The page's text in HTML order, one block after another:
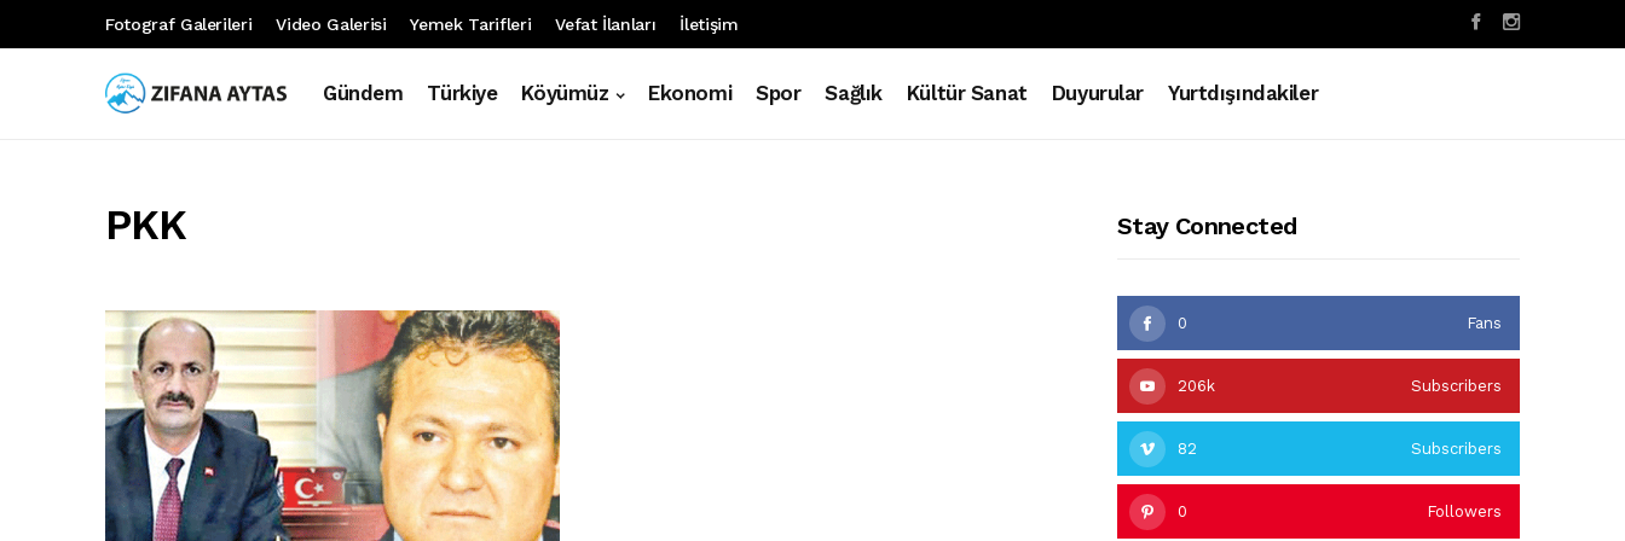
Fotograf Galerileri Video Galerisi Yemek Tarifleri Vefat İlanları İletişim
Gündem Türkiye Köyümüz Ekonomi Spor Sağlık Kültür Sanat Duyurular Yurtdışındakiler
PKK Stay Connected
0 Fans
206k Subscribers
82 Subscribers
0 Followers